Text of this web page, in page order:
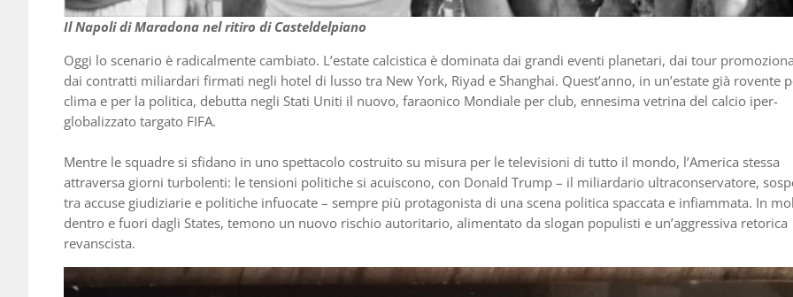
Il Napoli di Maradona nel ritiro di Casteldelpiano
Oggi lo scenario è radicalmente cambiato. L’estate calcistica è dominata dai grandi eventi planetari, dai tour
dai contratti miliardari firmati negli hotel di lusso tra New York, Riyad e Shanghai. Quest’anno, in un’estate già rovente
clima e per la politica, debutta negli Stati Uniti il nuovo, faraonico Mondiale per club, ennesima vetrina del calcio iper-
globalizzato targato FIFA.
Mentre le squadre si sfidano in uno spettacolo costruito su misura per le televisioni di tutto il mondo, l’America stessa
attraversa giorni turbolenti: le tensioni politiche si acuiscono, con Donald Trump – il miliardario ultraconservatore,
tra accuse giudiziarie e politiche infuocate – sempre più protagonista di una scena politica spaccata e infiammata. In
dentro e fuori dagli States, temono un nuovo rischio autoritario, alimentato da slogan populisti e un’aggressiva retorica
revanscista.